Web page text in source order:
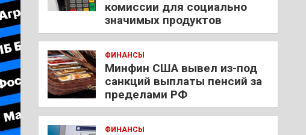
комиссии для социально
значимых продуктов
ФИНАНСЫ
Минфин США вывел из-под
санкций выплаты пенсий за
пределами РФ
ФИНАНСЫ